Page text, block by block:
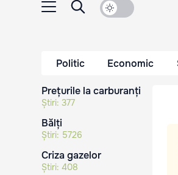
Politic Economic
Prețurile la carburanți
Știri: 377
Bălți
Știri: 5726
Criza gazelor
Știri: 408